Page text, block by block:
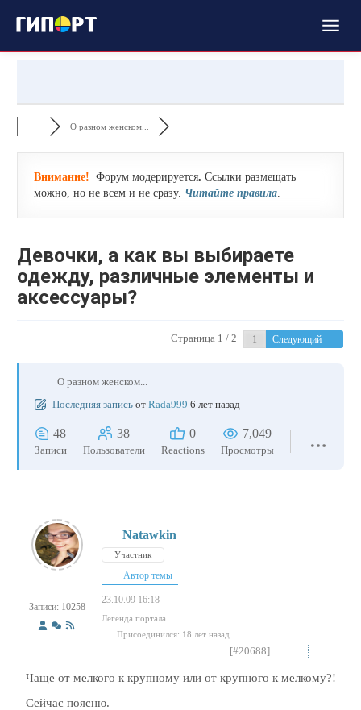
О разном женском...
Внимание! Форум модерируется. Ссылки размещать
можно, но не всем и не сразу. Читайте правила.
Девочки, а как вы выбираете
одежду, различные элементы и
аксессуары?
Страница 1 / 2 Следующий
О разном женском...
Последняя запись от Rada999 6 лет назад
48
Записи
38
Пользователи
0
Reactions
7,049
Просмотры
Записи: 10258
Natawkin
Участник
Автор темы
23.10.09 16:18
Легенда портала
Присоединился: 18 лет назад
[#20688]
Чаще от мелкого к крупному или от крупного к мелкому?!
Сейчас поясню.